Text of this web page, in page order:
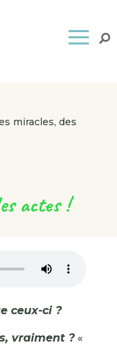
miracles, des
actes !
ceux-ci ?
vraiment ? «